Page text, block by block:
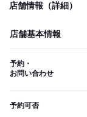
店舗情報（詳細）
店舗基本情報
予約・
お問い合わせ
予約可否